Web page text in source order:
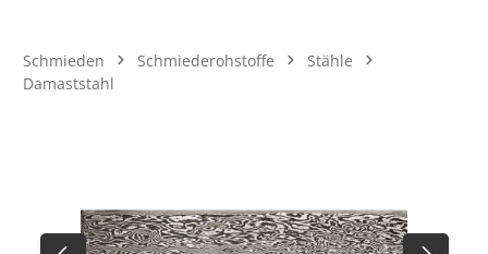
Schmieden Schmiederohstoffe
Stähle
Damaststahl